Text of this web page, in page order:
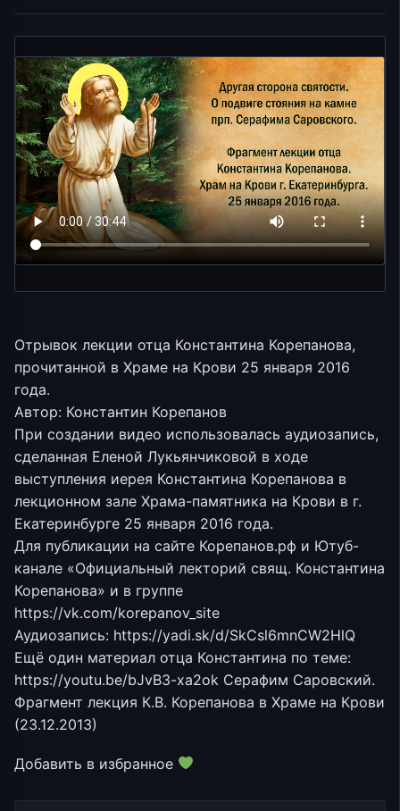
Отрывок лекции отца Константина Корепанова,
прочитанной в Храме на Крови 25 января 2016
года.
Автор: Константин Корепанов
При создании видео использовалась аудиозапись,
сделанная Еленой Лукьянчиковой в ходе
выступления иерея Константина Корепанова в
лекционном зале Храма-памятника на Крови в г.
Екатеринбурге 25 января 2016 года.
Для публикации на сайте Корепанов.рф и Ютуб-
канале «Официальный лекторий свящ. Константина
Корепанова» и в группе
https://vk.com/korepanov_site
Аудиозапись: https://yadi.sk/d/SkCsl6mnCW2HlQ
Ещё один материал отца Константина по теме:
https://youtu.be/bJvB3-xa2ok Серафим Саровский.
Фрагмент лекция К.В. Корепанова в Храме на Крови
(23.12.2013)
Добавить в избранное